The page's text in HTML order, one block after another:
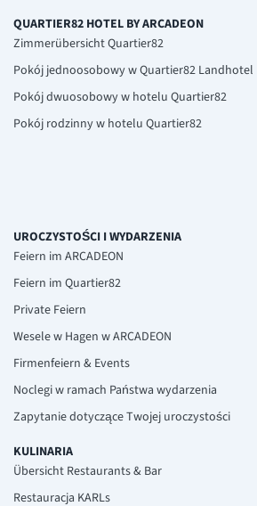
QUARTIER82 HOTEL BY ARCADEON
Zimmerübersicht Quartier82
Pokój jednoosobowy w Quartier82 Landhotel
Pokój dwuosobowy w hotelu Quartier82
Pokój rodzinny w hotelu Quartier82
UROCZYSTOŚCI I WYDARZENIA
Feiern im ARCADEON
Feiern im Quartier82
Private Feiern
Wesele w Hagen w ARCADEON
Firmenfeiern & Events
Noclegi w ramach Państwa wydarzenia
Zapytanie dotyczące Twojej uroczystości
KULINARIA
Übersicht Restaurants & Bar
Restauracja KARLs